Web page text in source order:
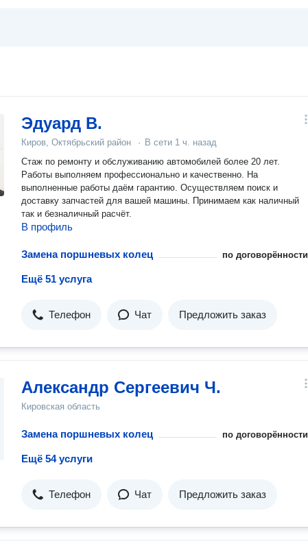
Эдуард В.
Киров, Октябрьский район · В сети 1 ч. назад
Стаж по ремонту и обслуживанию автомобилей более 20 лет.
Работы выполняем профессионально и качественно. На
выполненные работы даём гарантию. Осуществляем поиск и
доставку запчастей для вашей машины. Принимаем как наличный
так и безналичный расчёт.
В профиль
Замена поршневых колец по договорённости
Ещё 51 услуга
Телефон Чат Предложить заказ
Александр Сергеевич Ч.
Кировская область
Замена поршневых колец по договорённости
Ещё 54 услуги
Телефон Чат Предложить заказ